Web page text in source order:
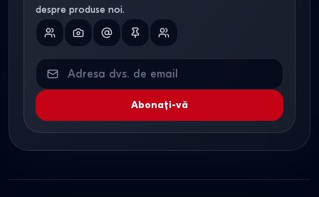
despre produse noi.
Abonați-vă